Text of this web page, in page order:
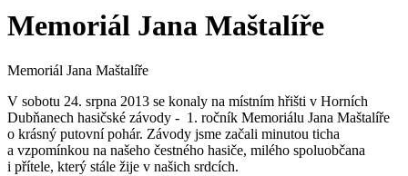
Memoriál Jana Maštalíře
Memoriál Jana Maštalíře
V sobotu 24. srpna 2013 se konaly na místním hřišti v Horních
Dubňanech hasičské závody - 1. ročník Memoriálu Jana Maštalíře
o krásný putovní pohár. Závody jsme začali minutou ticha
a vzpomínkou na našeho čestného hasiče, milého spoluobčana
i přítele, který stále žije v našich srdcích.